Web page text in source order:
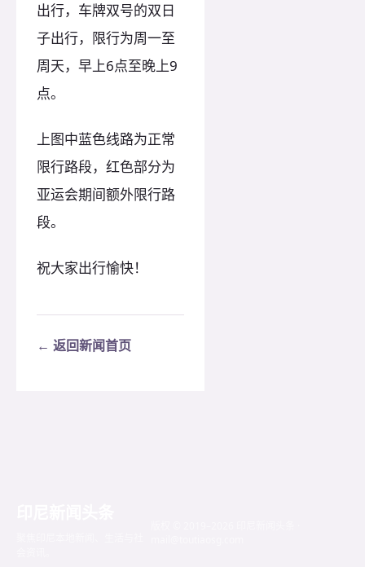
出行，车牌双号的双日
子出行，限行为周一至
周天，早上6点至晚上9
点。
上图中蓝色线路为正常
限行路段，红色部分为
亚运会期间额外限行路
段。
祝大家出行愉快！
← 返回新闻首页